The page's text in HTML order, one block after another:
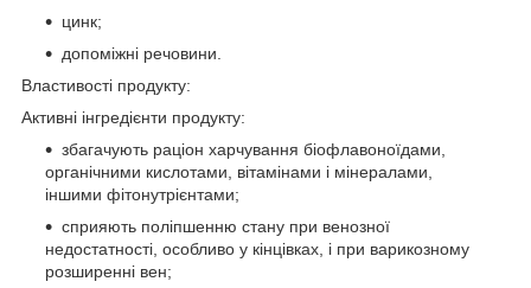
цинк;
допоміжні речовини.
Властивості продукту:
Активні інгредієнти продукту:
збагачують раціон харчування біофлавоноїдами,
органічними кислотами, вітамінами і мінералами,
іншими фітонутрієнтами;
сприяють поліпшенню стану при венозної
недостатності, особливо у кінцівках, і при варикозному
розширенні вен;